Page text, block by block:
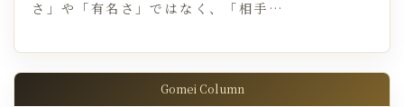
さ」や「有名さ」ではなく、「相手…
Gomei Column